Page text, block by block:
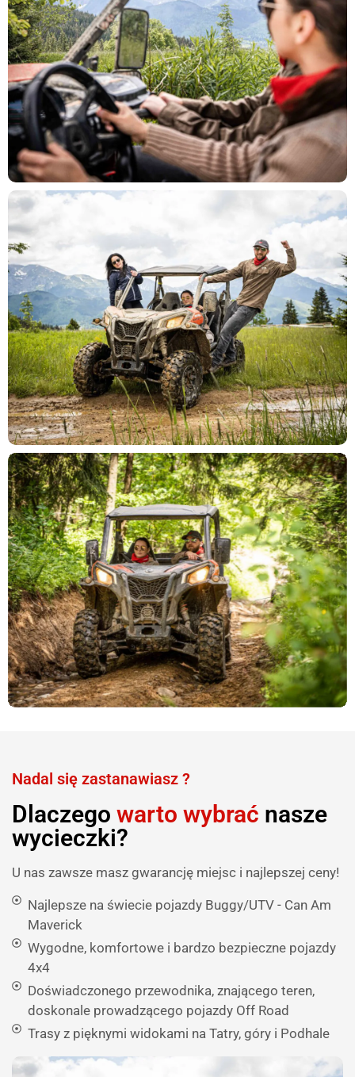
Nadal się zastanawiasz ?
Dlaczego warto wybrać nasze
wycieczki?
U nas zawsze masz gwarancję miejsc i najlepszej ceny!
Najlepsze na świecie pojazdy Buggy/UTV - Can Am
Maverick
Wygodne, komfortowe i bardzo bezpieczne pojazdy
4x4
Doświadczonego przewodnika, znającego teren,
doskonale prowadzącego pojazdy Off Road
Trasy z pięknymi widokami na Tatry, góry i Podhale